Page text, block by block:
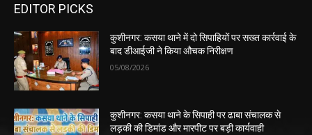
EDITOR PICKS
कुशीनगर: कसया थाने में दो सिपाहियों पर सख्त कार्रवाई के
बाद डीआईजी ने किया औचक निरीक्षण
05/08/2026
कुशीनगर: कसया थाने के सिपाही पर ढाबा संचालक से
लड़की की डिमांड और मारपीट पर बड़ी कार्यवाही